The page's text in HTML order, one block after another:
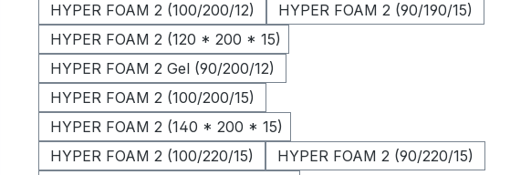
HYPER FOAM 2 (100/200/12)
HYPER FOAM 2 (90/190/15)
HYPER FOAM 2 (120 * 200 * 15)
HYPER FOAM 2 Gel (90/200/12)
HYPER FOAM 2 (100/200/15)
HYPER FOAM 2 (140 * 200 * 15)
HYPER FOAM 2 (100/220/15)
HYPER FOAM 2 (90/220/15)